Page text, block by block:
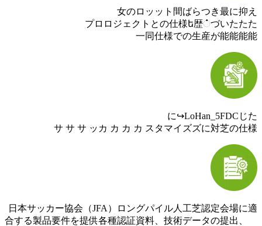
日本サッ
合する製